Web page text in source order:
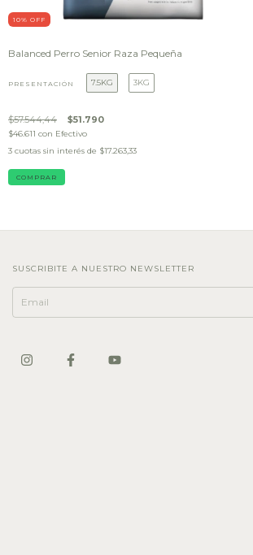
10% OFF
Balanced Perro Senior Raza Pequeña
PRESENTACIÓN 7.5KG 3KG
$57.544,44 $51.790
$46.611 con Efectivo
3 cuotas sin interés de $17.263,33
COMPRAR
SUSCRIBITE A NUESTRO NEWSLETTER